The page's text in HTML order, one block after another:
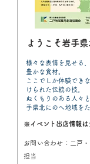
ようこそ岩手
様々な表情を見せる
豊かな食材。
ここでしか体験でき
けられた伝統の技。
ぬくもりのある人々
手県北にのへ地域を
※イベント出店情報は
お問い合わせ：二戸
担当